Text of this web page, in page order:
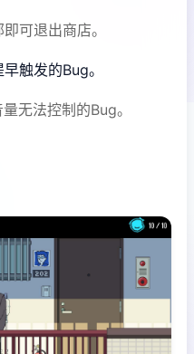
可退出商店。
触发的Bug。
无法控制的Bug。